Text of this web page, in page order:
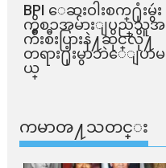
BPI ​ေဆးဝါးစက္​႐ုံးမွဴး
ကိစၥအမ်ားျပည္​သူအ
က်ိဳးစီးပြားနဲ႔ဆိုင္​လို႔
တရား႐ုံးမွာဘဲေျပာမ
ယ္​
ကမာၻ႔သတင္း